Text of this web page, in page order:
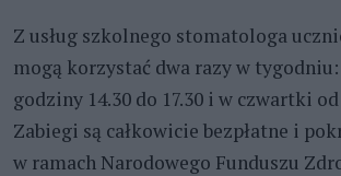
Z usług szkolnego stomatologa
mogą korzystać dwa razy w
godziny 14.30 do 17.30 i w czwartki od
Zabiegi są całkowicie bezpłatne i
w ramach Narodowego Funduszu